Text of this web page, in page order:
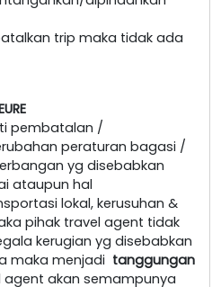
trip maka tidak ada
pembatalan /
peraturan bagasi /
yg disebabkan
ataupun hal
lokal, kerusuhan &
pihak travel agent tidak
kerugian yg disebabkan
maka menjadi tanggungan
agent akan semampunya